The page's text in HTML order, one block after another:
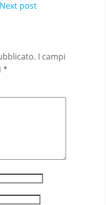
post
I campi
*